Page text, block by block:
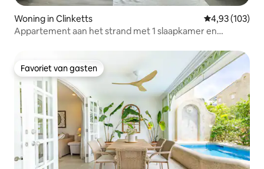
Woning in Clinketts Gemiddelde
4,93 (103)
Appartement aan het strand met 1 slaapkamer en
Favoriet van gasten
Favoriet van gasten